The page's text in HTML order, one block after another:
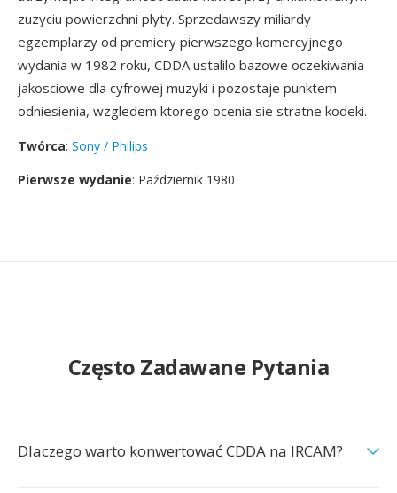
zuzyciu powierzchni plyty. Sprzedawszy miliardy
egzemplarzy od premiery pierwszego komercyjnego
wydania w 1982 roku, CDDA ustalilo bazowe oczekiwania
jakosciowe dla cyfrowej muzyki i pozostaje punktem
odniesienia, wzgledem ktorego ocenia sie stratne kodeki.
Twórca: Sony / Philips
Pierwsze wydanie: Październik 1980
Często Zadawane Pytania
Dlaczego warto konwertować CDDA na IRCAM?